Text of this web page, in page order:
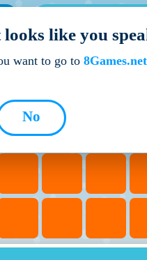
Кращі ігри
looks like you
want to go to 8Games.net
No